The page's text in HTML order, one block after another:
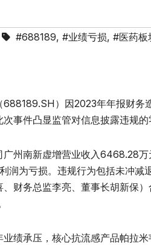
#688189, #业绩亏损, #医药板
）因2023年年报财务
事件凸显监管对信息披露违规
州南新虚增营业收入6468.28
润为亏损。违规行为包括未冲
财务总监李亮、董事长胡新保
绩承压，核心抗流感产品帕拉